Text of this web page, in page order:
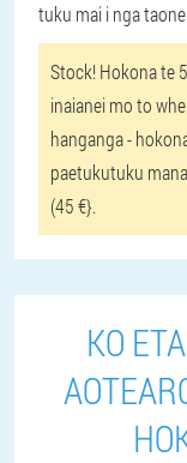
tuku mai i nga
Stock! Hokona te
inaianei mo to
hanganga -
paetukutuku
(45 €}.
KO